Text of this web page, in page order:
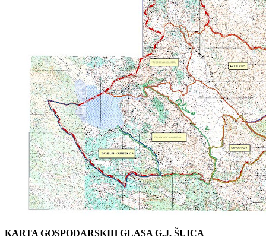
KARTA GOSPODARSKIH GLASA G.J. ŠUICA